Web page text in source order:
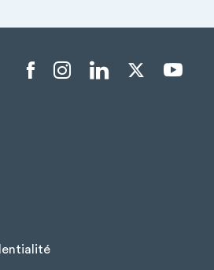
Menu liens sociaux